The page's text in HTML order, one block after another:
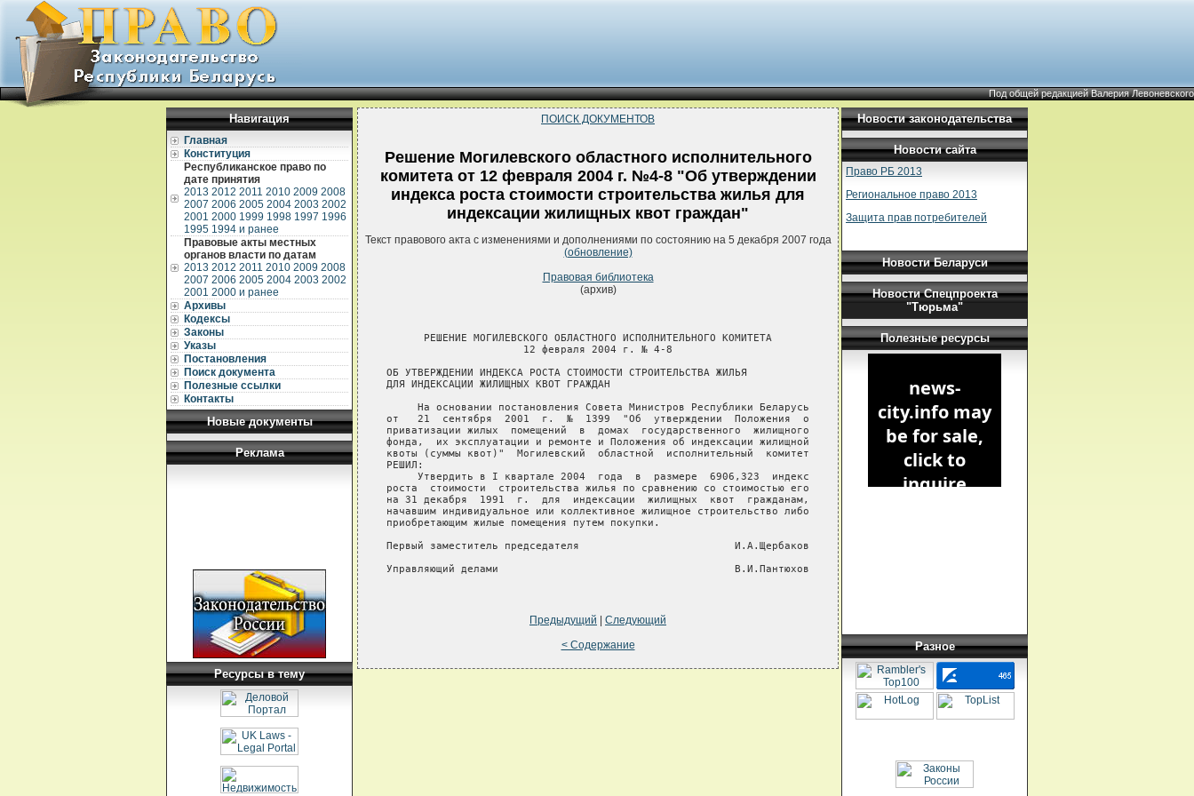
Под общей редакцией Валерия Левоневского
Навигация
Главная
Конституция
Республиканское право по
дате принятия
2013 2012 2011 2010 2009 2008
2007 2006 2005 2004 2003 2002
2001 2000 1999 1998 1997 1996
1995 1994 и ранее
Правовые акты местных
органов власти по датам
2013 2012 2011 2010 2009 2008
2007 2006 2005 2004 2003 2002
2001 2000 и ранее
Архивы
Кодексы
Законы
Указы
Постановления
Поиск документа
Полезные ссылки
Контакты
Новые документы
Реклама
Ресурсы в тему
ПОИСК ДОКУМЕНТОВ
Решение Могилевского областного исполнительного
комитета от 12 февраля 2004 г. №4-8 "Об утверждении
индекса роста стоимости строительства жилья для
индексации жилищных квот граждан"
Текст правового акта с изменениями и дополнениями по состоянию на 5 декабря 2007 года
(обновление)
Правовая библиотека
(архив)
      РЕШЕНИЕ МОГИЛЕВСКОГО ОБЛАСТНОГО ИСПОЛНИТЕЛЬНОГО КОМИТЕТА
                      12 февраля 2004 г. № 4-8
ОБ УТВЕРЖДЕНИИ ИНДЕКСА РОСТА СТОИМОСТИ СТРОИТЕЛЬСТВА ЖИЛЬЯ
ДЛЯ ИНДЕКСАЦИИ ЖИЛИЩНЫХ КВОТ ГРАЖДАН
     На основании постановления Совета Министров Республики Беларусь
от   21  сентября  2001  г.  №  1399  "Об  утверждении  Положения  о
приватизации жилых  помещений  в  домах  государственного  жилищного
фонда,  их эксплуатации и ремонте и Положения об индексации жилищной
квоты (суммы квот)"  Могилевский  областной  исполнительный  комитет
РЕШИЛ:
     Утвердить в I квартале 2004  года  в  размере  6906,323  индекс
роста  стоимости  строительства жилья по сравнению со стоимостью его
на 31 декабря  1991  г.  для  индексации  жилищных  квот  гражданам,
начавшим индивидуальное или коллективное жилищное строительство либо
приобретающим жилые помещения путем покупки.
Первый заместитель председателя                         И.А.Щербаков
Управляющий делами                                      В.И.Пантюхов
Предыдущий
Следующий
< Содержание
Новости законодательства
Новости сайта
Право РБ 2013
Региональное право 2013
Защита прав потребителей
Новости Беларуси
Новости Спецпроекта
"Тюрьма"
Полезные ресурсы
Разное